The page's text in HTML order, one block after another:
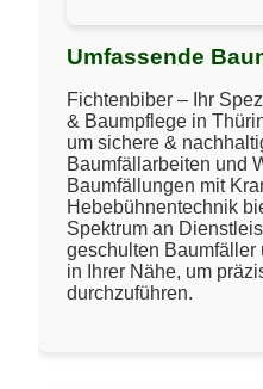
Umfassende
Fichtenbiber – Ihr
& Baumpflege in
um sichere &
Baumfällarbeiten und
Baumfällungen mit
Hebebühnentechnik
Spektrum an
geschulten Baumfäller
in Ihrer Nähe, um
durchzuführen.